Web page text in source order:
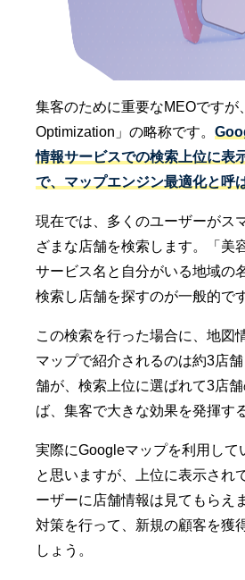
集客のために重要なMEOですが
Optimization」の略称です。
情報サービスでの検索上位に表
で、マップエンジン最適化と呼
現在では、多くのユーザーがス
ざまな店舗を検索します。「美
サービス名と自分がいる地域の
検索し店舗を探すのが一般的です
この検索を行った場合に、地図
マップで紹介されるのは約3店
舗が、検索上位に選ばれて3店
ば、集客で大きな効果を発揮す
実際にGoogleマップを利用して
と思いますが、上位に表示され
ーザーに店舗情報は見てもらえ
対策を行って、新規の顧客を獲
しょう。